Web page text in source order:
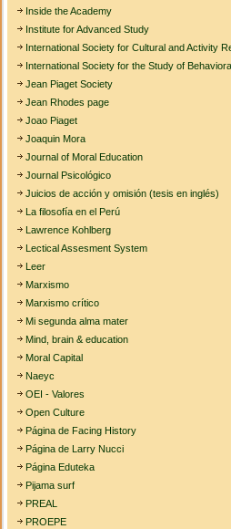
Inside the Academy
Institute for Advanced Study
International Society for Cultural and Activity
International Society for the Study of
Jean Piaget Society
Jean Rhodes page
Joao Piaget
Joaquin Mora
Journal of Moral Education
Journal Psicológico
Juicios de acción y omisión (tesis en inglés)
La filosofía en el Perú
Lawrence Kohlberg
Lectical Assesment System
Leer
Marxismo
Marxismo crítico
Mi segunda alma mater
Mind, brain & education
Moral Capital
Naeyc
OEI - Valores
Open Culture
Página de Facing History
Página de Larry Nucci
Página Eduteka
Pijama surf
PREAL
PROEPE